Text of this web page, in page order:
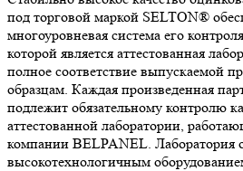
под торговой маркой SELTON®
многоуровневая система его
которой является аттестованная
полное соответствие выпускаемой
образцам. Каждая произведенная
подлежит обязательному контролю
аттестованной лаборатории,
компании BELPANEL. Лаборатория
высокотехнологичным